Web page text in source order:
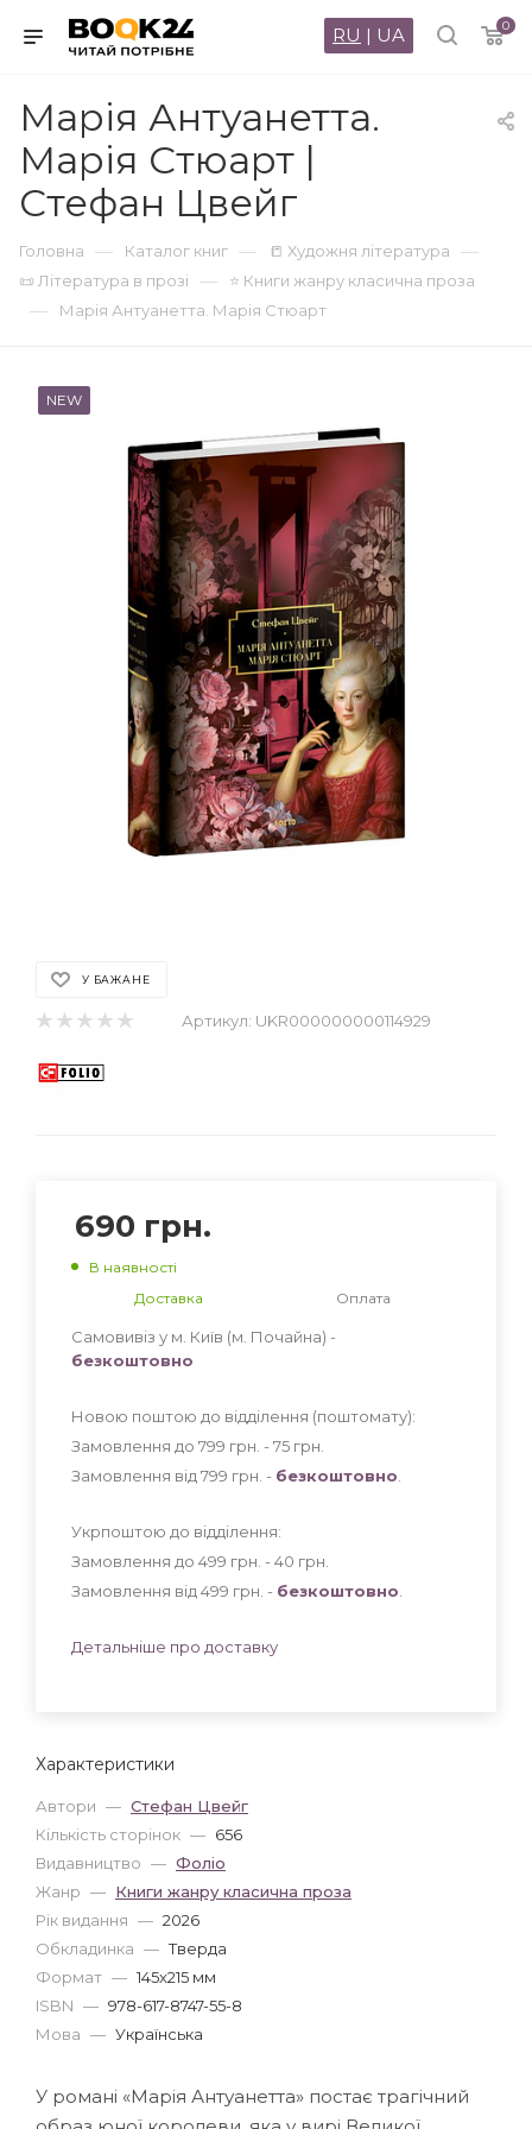
0
RU | UA
Марія Антуанетта.
Марія Стюарт |
Стефан Цвейг
Головна — Каталог книг — 📒 Художня література —
📜 Література в прозі — ⭐ Книги жанру класична проза
— Марія Антуанетта. Марія Стюарт
NEW
У БАЖАНЕ
Артикул: UKR000000000114929
Характеристики
Автори — Стефан Цвейг
Кількість сторінок — 656
Видавництво — Фоліо
Жанр — Книги жанру класична проза
Рік видання — 2026
Обкладинка — Тверда
Формат — 145x215 мм
ISBN — 978-617-8747-55-8
Мова — Українська
690 грн.
В наявності
Доставка
Оплата
Самовивіз у м. Київ (м. Почайна) -
безкоштовно
Новою поштою до відділення (поштомату):
Замовлення до 799 грн. - 75 грн
Замовлення від 799 грн. - безкоштовно
Укрпоштою до відділення:
Замовлення до 499 грн. - 40 грн
Замовлення від 499 грн. - безкоштовно
Детальніше про доставку
У романі «Марія Антуанетта» постає трагічний